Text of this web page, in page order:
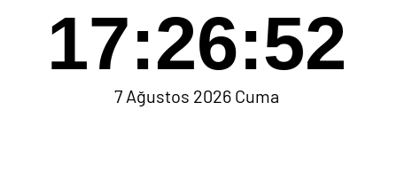
17:26:52
7 Ağustos 2026 Cuma